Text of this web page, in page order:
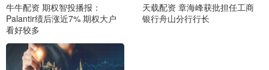
牛牛配资 期权智投播报：
Palantir绩后涨近7% 期权大户
看好较多
天载配资 章海峰获批担任工商
银行舟山分行行长